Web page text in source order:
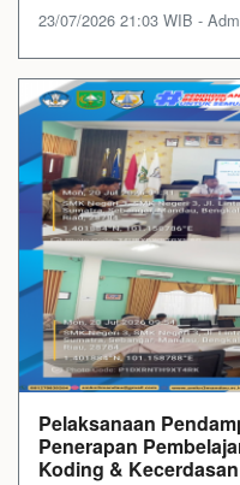
23/07/2026 21:03 WIB -
Pelaksanaan
Penerapan
Koding &